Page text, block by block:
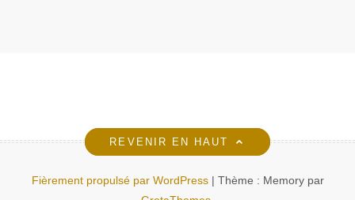
REVENIR EN HAUT
Fièrement propulsé par WordPress | Thème : Memory par